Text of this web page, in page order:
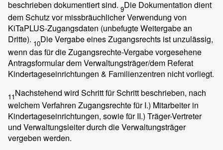
beschrieben dokumentiert sind. 9Die Dokumentation dient
dem Schutz vor missbräuchlicher Verwendung von
KiTaPLUS-Zugangsdaten (unbefugte Weitergabe an
Dritte). 10Die Vergabe eines Zugangsrechts ist unzulässig,
wenn das für die Zugangsrechte-Vergabe vorgesehene
Antragsformular dem Verwaltungsträger/dem Referat
Kindertageseinrichtungen & Familienzentren nicht vorliegt.
11Nachstehend wird Schritt für Schritt beschrieben, nach
welchem Verfahren Zugangsrechte für I.) Mitarbeiter in
Kindertageseinrichtungen, sowie für II.) Träger-Vertreter
und Verwaltungsleiter durch die Verwaltungsträger
vergeben werden.